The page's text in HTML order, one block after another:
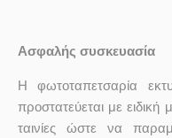
Ασφαλής συσκευασία
Η φωτοταπετσαρία
προστατεύεται με
ταινίες ώστε να